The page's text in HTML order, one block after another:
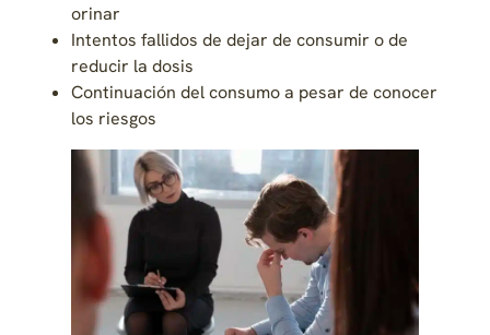
orinar
Intentos fallidos de dejar de consumir o de
reducir la dosis
Continuación del consumo a pesar de conocer
los riesgos